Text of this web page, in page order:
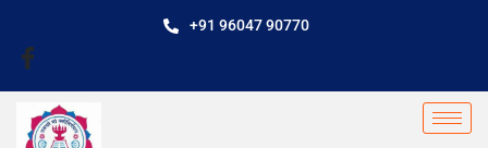
+91 96047 90770